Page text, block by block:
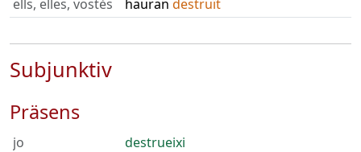
ells, elles, vostès hauran destruït
Subjunktiv
Präsens
jo
destrueixi